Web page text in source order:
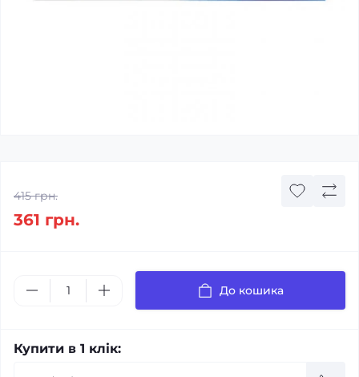
415 грн.
361 грн.
До кошика
Купити в 1 клік: